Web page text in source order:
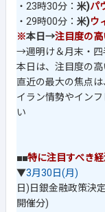
・23時30分： 米)パ
・29時00分： 米)ウ
※本日→注目度の
→週明け＆月末・四
本日は、注目度の
直近の最大の焦点
イラン情勢やイン
い
■■特に注目すべき
▼3月30日(月)
日)日銀金融政策決
開催分)